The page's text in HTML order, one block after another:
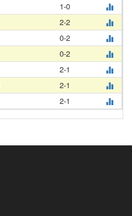
1-0
2-2
0-2
0-2
2-1
2-1
2-1